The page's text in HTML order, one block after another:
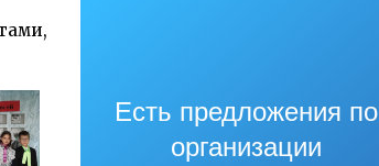
Есть предложения по
организации